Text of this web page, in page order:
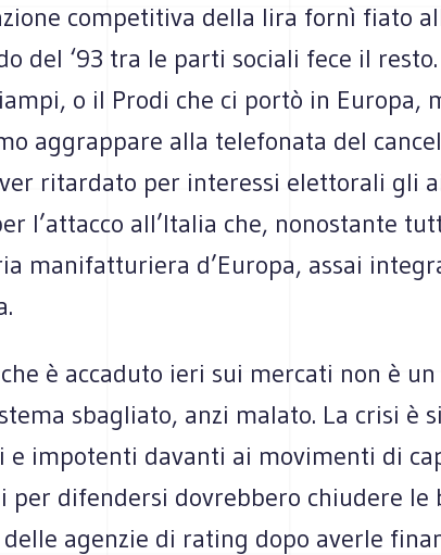
competitiva della lira fornì fiato
del ‘93 tra le parti sociali fece il
o il Prodi che ci portò in Europa,
aggrappare alla telefonata del
ritardato per interessi elettorali gli
l’attacco all’Italia che, nonostante
manifatturiera d’Europa, assai
è accaduto ieri sui mercati non è
sbagliato, anzi malato. La crisi è
e impotenti davanti ai movimenti di
per difendersi dovrebbero chiudere le
agenzie di rating dopo averle